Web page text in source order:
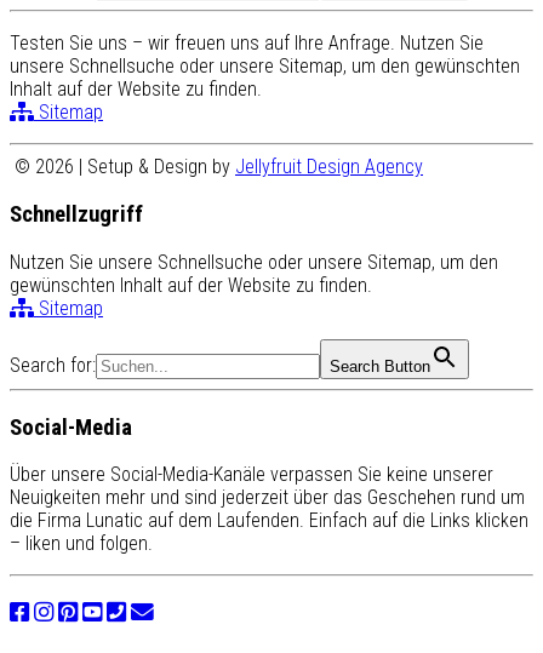
Testen Sie uns – wir freuen uns auf Ihre Anfrage. Nutzen Sie
unsere Schnellsuche oder unsere Sitemap, um den gewünschten
Inhalt auf der Website zu finden.
Sitemap
© 2026 | Setup & Design by Jellyfruit Design Agency
Schnellzugriff
Nutzen Sie unsere Schnellsuche oder unsere Sitemap, um den
gewünschten Inhalt auf der Website zu finden.
Sitemap
Search for: Search Button
Social-Media
Über unsere Social-Media-Kanäle verpassen Sie keine unserer
Neuigkeiten mehr und sind jederzeit über das Geschehen rund um
die Firma Lunatic auf dem Laufenden. Einfach auf die Links klicken
– liken und folgen.